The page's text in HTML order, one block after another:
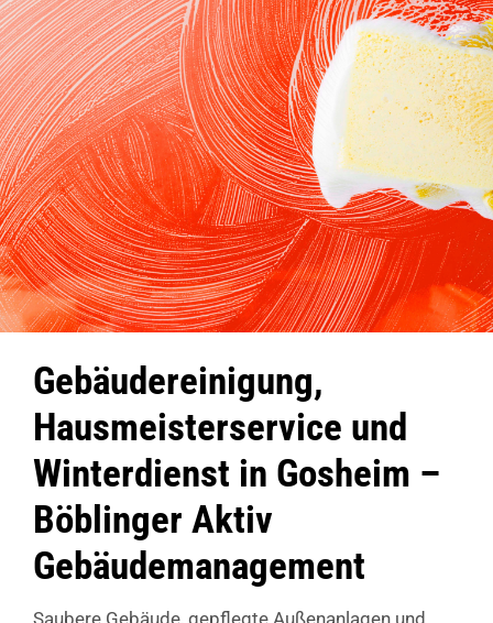
Gebäudereinigung,
Hausmeisterservice und
Winterdienst in Gosheim –
Böblinger Aktiv
Gebäudemanagement
Saubere Gebäude, gepflegte Außenanlagen und